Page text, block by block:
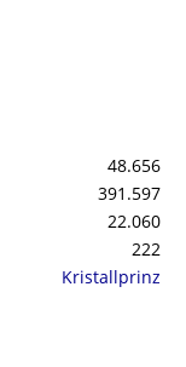
48.656
391.597
22.060
222
Kristallprinz